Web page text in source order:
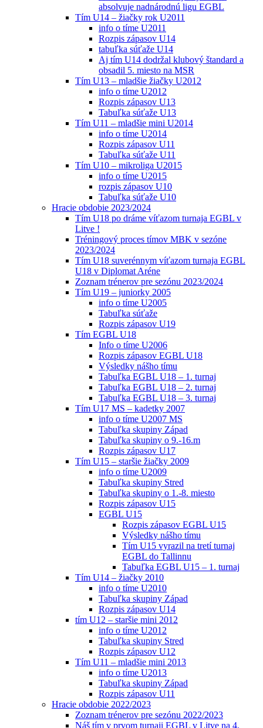
absolvuje nadnárodnú ligu EGBL
Tím U14 – žiačky rok U2011
info o tíme U2011
Rozpis zápasov U14
tabuľka súťaže U14
Aj tím U14 dodržal klubový štandard a
obsadil 5. miesto na MSR
Tím U13 – mladšie žiačky U2012
info o tíme U2012
Rozpis zápasov U13
Tabuľka súťaže U13
Tím U11 – mladšie mini U2014
info o tíme U2014
Rozpis zápasov U11
Tabuľka súťaže U11
Tím U10 – mikroliga U2015
info o tíme U2015
rozpis zápasov U10
Tabuľka súťaže U10
Hracie obdobie 2023/2024
Tím U18 po dráme víťazom turnaja EGBL v
Litve !
Tréningový proces tímov MBK v sezóne
2023/2024
Tím U18 suverénnym víťazom turnaja EGBL
U18 v Diplomat Aréne
Zoznam trénerov pre sezónu 2023/2024
Tím U19 – juniorky 2005
info o tíme U2005
Tabuľka súťaže
Rozpis zápasov U19
Tím EGBL U18
Info o tíme U2006
Rozpis zápasov EGBL U18
Výsledky nášho tímu
Tabuľka EGBL U18 – 1. turnaj
Tabuľka EGBL U18 – 2. turnaj
Tabuľka EGBL U18 – 3. turnaj
Tím U17 MS – kadetky 2007
info o tíme U2007 MS
Tabuľka skupiny Západ
Tabuľka skupiny o 9.-16.m
Rozpis zápasov U17
Tím U15 – staršie žiačky 2009
info o tíme U2009
Tabuľka skupiny Stred
Tabuľka skupiny o 1.-8. miesto
Rozpis zápasov U15
EGBL U15
Rozpis zápasov EGBL U15
Výsledky nášho tímu
Tím U15 vyrazil na tretí turnaj
EGBL do Tallinnu
Tabuľka EGBL U15 – 1. turnaj
Tím U14 – žiačky 2010
info o tíme U2010
Tabuľka skupiny Západ
Rozpis zápasov U14
tím U12 – staršie mini 2012
info o tíme U2012
Tabuľka skupiny Stred
Rozpis zápasov U12
Tím U11 – mladšie mini 2013
info o tíme U2013
Tabuľka skupiny Západ
Rozpis zápasov U11
Hracie obdobie 2022/2023
Zoznam trénerov pre sezónu 2022/2023
Náš tím v prvom turnaji EGBL v Litve na 4.